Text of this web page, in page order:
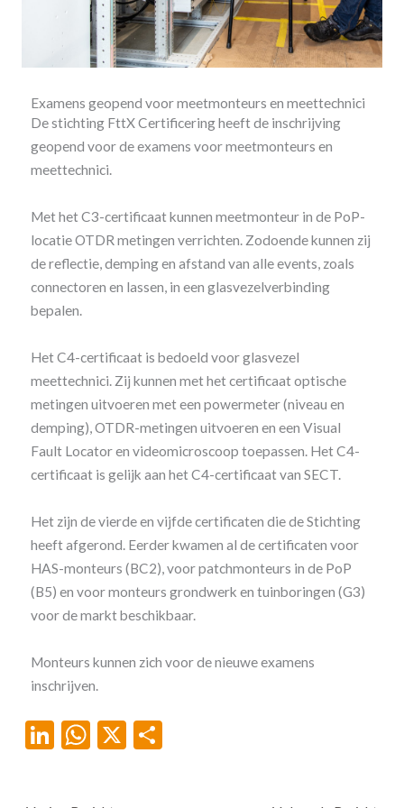
Examens geopend voor meetmonteurs en meettechnici
De stichting FttX Certificering heeft de inschrijving
geopend voor de examens voor meetmonteurs en
meettechnici.
Met het C3-certificaat kunnen meetmonteur in de PoP-
locatie OTDR metingen verrichten. Zodoende kunnen zij
de reflectie, demping en afstand van alle events, zoals
connectoren en lassen, in een glasvezelverbinding
bepalen.
Het C4-certificaat is bedoeld voor glasvezel
meettechnici. Zij kunnen met het certificaat optische
metingen uitvoeren met een powermeter (niveau en
demping), OTDR-metingen uitvoeren en een Visual
Fault Locator en videomicroscoop toepassen. Het C4-
certificaat is gelijk aan het C4-certificaat van SECT.
Het zijn de vierde en vijfde certificaten die de Stichting
heeft afgerond. Eerder kwamen al de certificaten voor
HAS-monteurs (BC2), voor patchmonteurs in de PoP
(B5) en voor monteurs grondwerk en tuinboringen (G3)
voor de markt beschikbaar.
Monteurs kunnen zich voor de nieuwe examens
inschrijven.
Li WX D